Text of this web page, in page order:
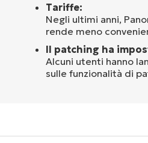
Tariffe:
Negli ultimi anni,
rende meno
Il patching ha
Alcuni utenti hanno
sulle funzionalità di